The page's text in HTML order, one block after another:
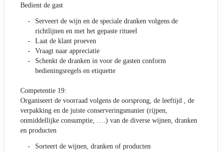
Bedient de gast
Serveert de wijn en de speciale dranken volgens de
richtlijnen en met het gepaste ritueel
Laat de klant proeven
Vraagt naar appreciatie
Schenkt de dranken in voor de gasten conform
bedieningsregels en etiquette
Competentie 19:
Organiseert de voorraad volgens de oorsprong, de leeftijd , de
verpakking en de juiste conserveringsmanier (rijpen,
onmiddellijke consumptie, ….) van de diverse wijnen, dranken
en producten
Sorteert de wijnen, dranken of producten